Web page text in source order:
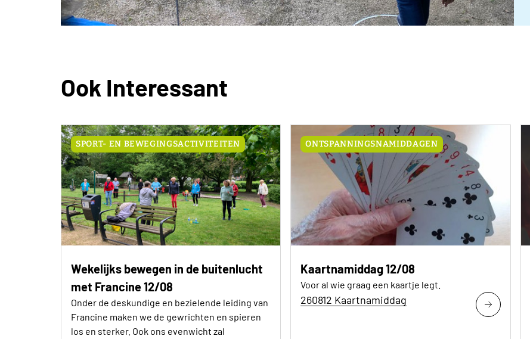
Ook Interessant
SPORT- EN BEWEGINGSACTIVITEITEN
Wekelijks bewegen in de buitenlucht
met Francine 12/08
Onder de deskundige en bezielende leiding van
Francine maken we de gewrichten en spieren
los en sterker. Ook ons evenwicht zal
ONTSPANNINGSNAMIDDAGEN
Kaartnamiddag 12/08
Voor al wie graag een kaartje legt.
260812 Kaartnamiddag